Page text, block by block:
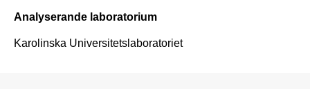
Analyserande laboratorium
Karolinska Universitetslaboratoriet